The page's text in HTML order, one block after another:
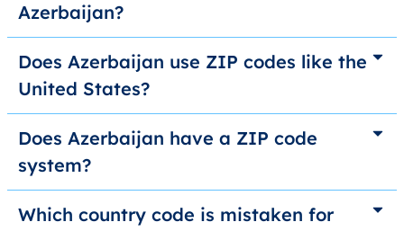
Azerbaijan?
Does Azerbaijan use ZIP codes like the
United States?
Does Azerbaijan have a ZIP code
system?
Which country code is mistaken for